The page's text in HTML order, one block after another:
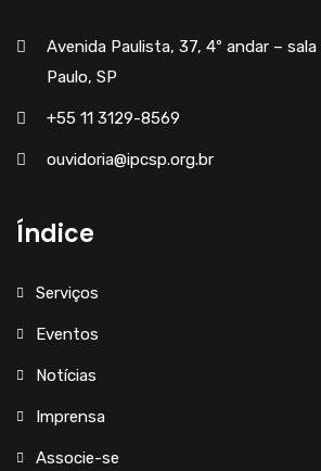
Avenida Paulista, 37, 4º andar –
Paulo, SP
+55 11 3129-8569
ouvidoria@ipcsp.org.br
Índice
Serviços
Eventos
Notícias
Imprensa
Associe-se